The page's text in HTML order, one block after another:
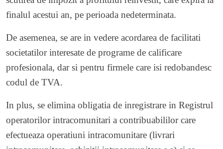
finalul acestui an, pe perioada nedeterminata.
De asemenea, se are in vedere acordarea de facilitati
societatilor interesate de programe de calificare
profesionala, dar si pentru firmele care isi redobandesc
codul de TVA.
In plus, se elimina obligatia de inregistrare in Registrul
operatorilor intracomunitari a contribuabililor care
efectueaza operatiuni intracomunitare (livrari